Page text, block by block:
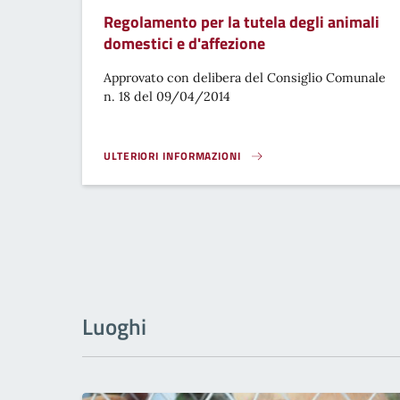
Regolamento per la tutela degli animali
domestici e d'affezione
Approvato con delibera del Consiglio Comunale
n. 18 del 09/04/2014
ULTERIORI INFORMAZIONI
REGOLAMENTO PER LA TUTELA DEGLI ANIMALI
Luoghi